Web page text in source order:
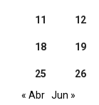
11 12
18 19
25 26
« Abr Jun »